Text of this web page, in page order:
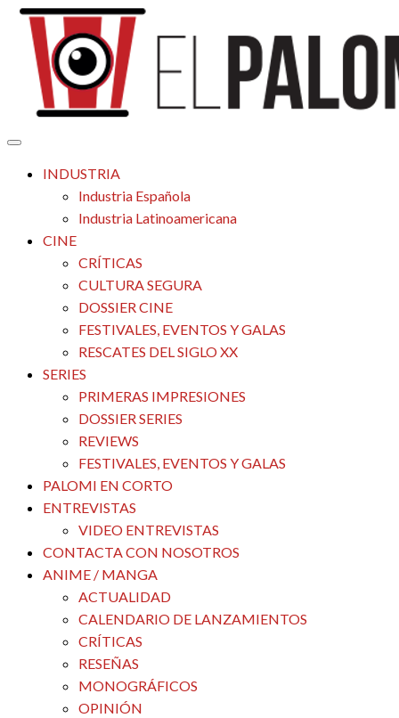
Saltar
contenido
El Palomitrón
Tu espacio de la industria de cine española y latinoamericana
INDUSTRIA
Industria Española
Industria Latinoamericana
CINE
CRÍTICAS
CULTURA SEGURA
DOSSIER CINE
FESTIVALES, EVENTOS Y GALAS
RESCATES DEL SIGLO XX
SERIES
PRIMERAS IMPRESIONES
DOSSIER SERIES
REVIEWS
FESTIVALES, EVENTOS Y GALAS
PALOMI EN CORTO
ENTREVISTAS
VIDEO ENTREVISTAS
CONTACTA CON NOSOTROS
ANIME / MANGA
ACTUALIDAD
CALENDARIO DE LANZAMIENTOS
CRÍTICAS
RESEÑAS
MONOGRÁFICOS
OPINIÓN